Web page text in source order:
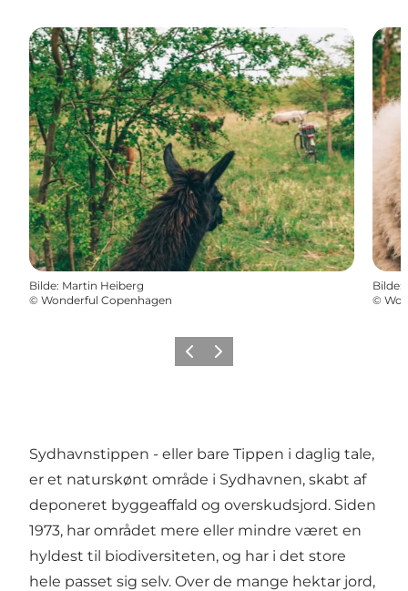
Bilde: Martin Heiberg
© Wonderful Copenhagen
Bilde:
©
ForrigeNeste
Sydhavnstippen - eller bare Tippen i daglig tale,
er et naturskønt område i Sydhavnen, skabt af
deponeret byggeaffald og overskudsjord. Siden
1973, har området mere eller mindre været en
hyldest til biodiversiteten, og har i det store
hele passet sig selv. Over de mange hektar jord,